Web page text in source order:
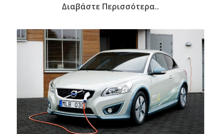
Διαβάστε Περισσότερα..